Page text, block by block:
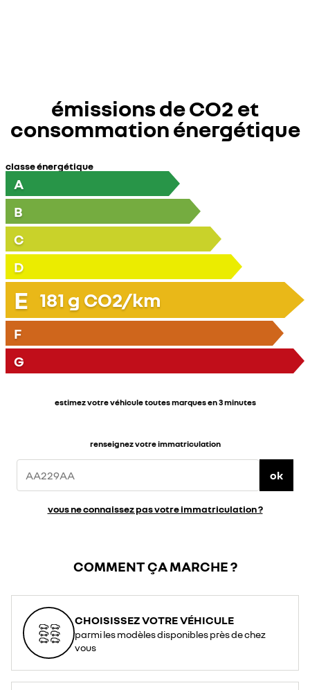
émissions de CO2 et
consommation énergétique
classe énergétique
A
B
C
D
E 181 g CO2/km
F
G
estimez votre véhicule toutes marques en 3 minutes
renseignez votre immatriculation
ok
vous ne connaissez pas votre immatriculation ?
COMMENT ÇA MARCHE ?
CHOISISSEZ VOTRE VÉHICULE
parmi les modèles disponibles près de chez
vous